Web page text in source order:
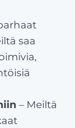
saa
– Meiltä